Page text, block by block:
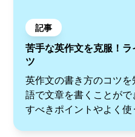
記事
苦手な英作文を克服！
ツ
英作文の書き方のコツ
語で文章を書くことが
すべきポイントやよく使